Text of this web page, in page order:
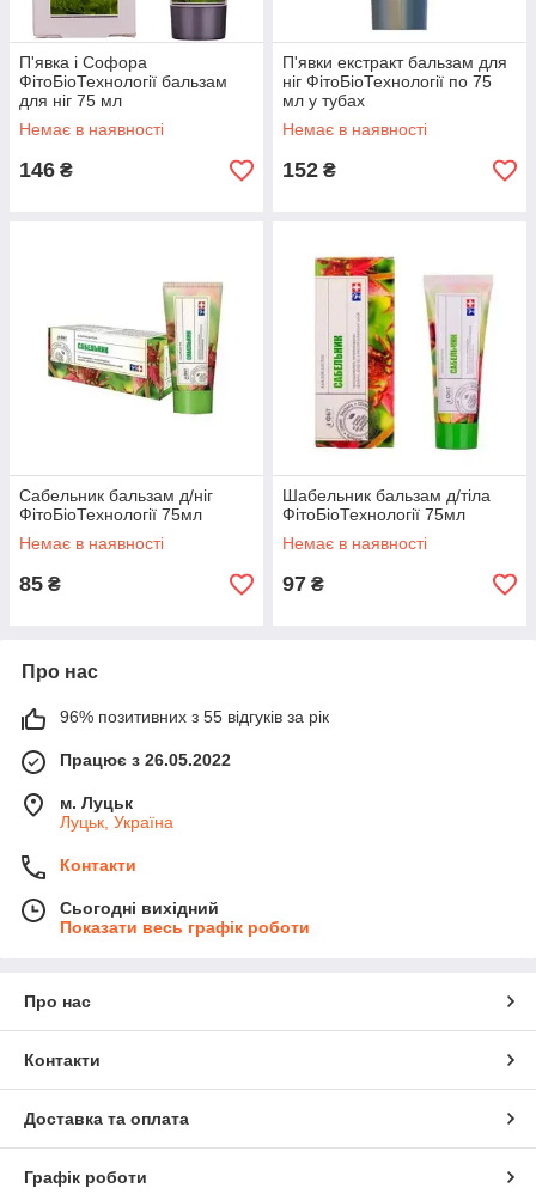
П'явка і Софора
ФітоБіоТехнології бальзам
для ніг 75 мл
Немає в наявності
146 ₴
П'явки екстракт бальзам для
ніг ФітоБіоТехнології по 75
мл у тубах
Немає в наявності
152 ₴
Сабельник бальзам д/ніг
ФітоБіоТехнології 75мл
Немає в наявності
85 ₴
Шабельник бальзам д/тiла
ФітоБіоТехнології 75мл
Немає в наявності
97 ₴
Про нас
96% позитивних з 55 відгуків за рік
Працює з 26.05.2022
м. Луцьк
Луцьк, Україна
Контакти
Сьогодні вихідний
Показати весь графік роботи
Про нас
Контакти
Доставка та оплата
Графік роботи